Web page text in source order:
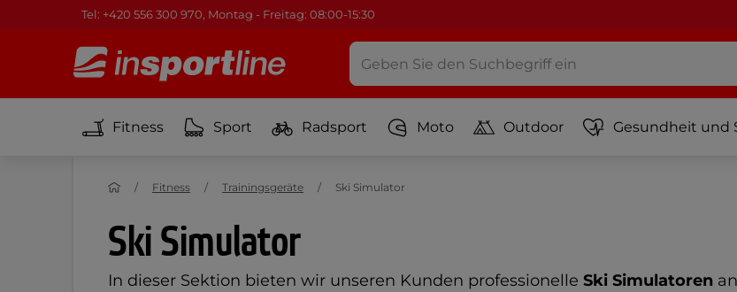
Tel: +420 556 300 970, Montag - Freitag: 08:00-15:30
Fitness Sport Radsport Moto Outdoor Gesundheit und
Ski Simulator
In dieser Sektion bieten wir unseren Kunden professionelle Ski Simulatoren
Fitness Trainingsgeräte Ski Simulator